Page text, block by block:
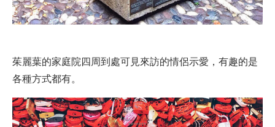
茱麗葉的家庭院四周到處可見來訪的情侶示愛，有趣的是
各種方式都有。